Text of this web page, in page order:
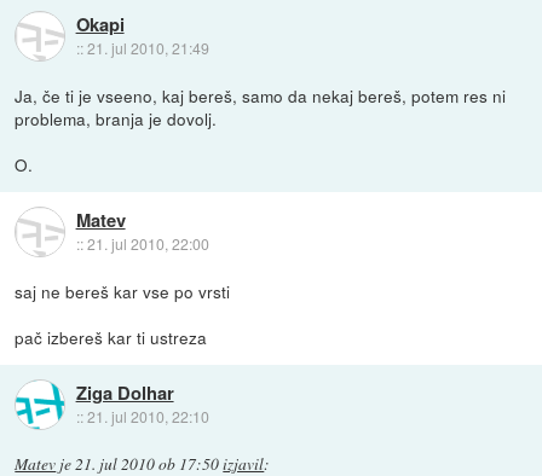
Okapi
::21. jul 2010, 21:49
Ja, če ti je vseeno, kaj bereš, samo da nekaj bereš, potem res ni
problema, branja je dovolj.
O.
Matev
::21. jul 2010, 22:00
saj ne bereš kar vse po vrsti
pač izbereš kar ti ustreza
Ziga Dolhar
::21. jul 2010, 22:10
Matev je21. jul 2010 ob 17:50izjavil: